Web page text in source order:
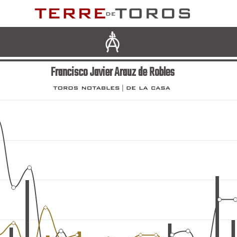
Francisco Javier Arauz de Robles